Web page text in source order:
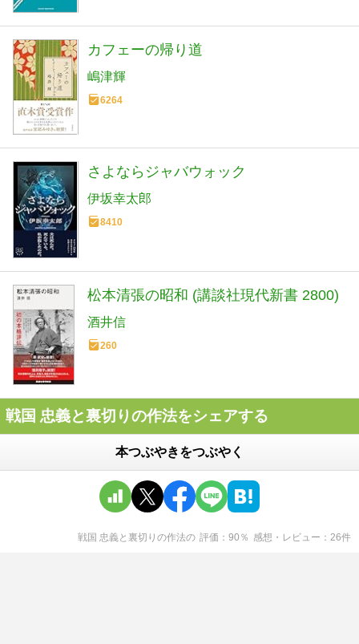
カフェーの帰り道
嶋津輝
6264
さよならジャバウォック
伊坂幸太郎
8410
松本清張の昭和 (講談社現代新書 2800)
酒井信
260
戦国 忠義と裏切りの作法をシェアする
本つぶやきをつぶやく
戦国 忠義と裏切りの作法の 評価 90 ％ 感想・レビュー 26件